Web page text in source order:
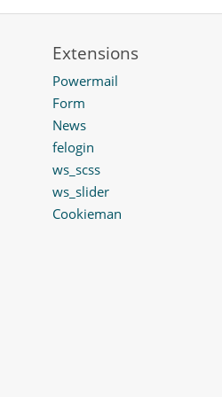
Extensions
Powermail
Form
News
felogin
ws_scss
ws_slider
Cookieman